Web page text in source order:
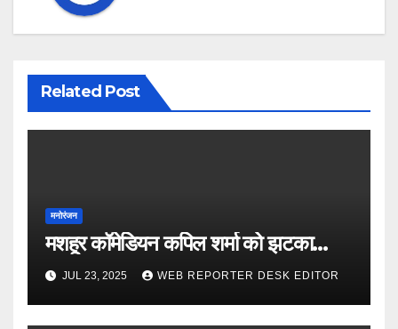
Related Post
मनोरंजन
मशहूर कॉमेडियन कपिल शर्मा को झटका…
JUL 23, 2025 WEB REPORTER DESK EDITOR